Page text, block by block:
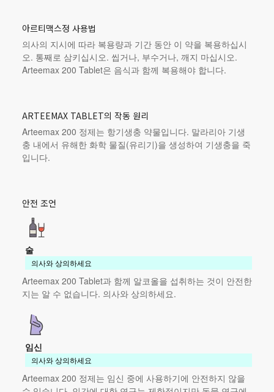
아르티맥스정 사용법
의사의 지시에 따라 복용량과 기간 동안 이 약을 복용하십시
오. 통째로 삼키십시오. 씹거나, 부수거나, 깨지 마십시오.
Arteemax 200 Tablet은 음식과 함께 복용해야 합니다.
ARTEEMAX TABLET의 작동 원리
Arteemax 200 정제는 항기생충 약물입니다. 말라리아 기생
충 내에서 유해한 화학 물질(유리기)을 생성하여 기생충을 죽
입니다.
안전 조언
술
의사와 상의하세요
Arteemax 200 Tablet과 함께 알코올을 섭취하는 것이 안전한
지는 알 수 없습니다. 의사와 상의하세요.
임신
의사와 상의하세요
Arteemax 200 정제는 임신 중에 사용하기에 안전하지 않을